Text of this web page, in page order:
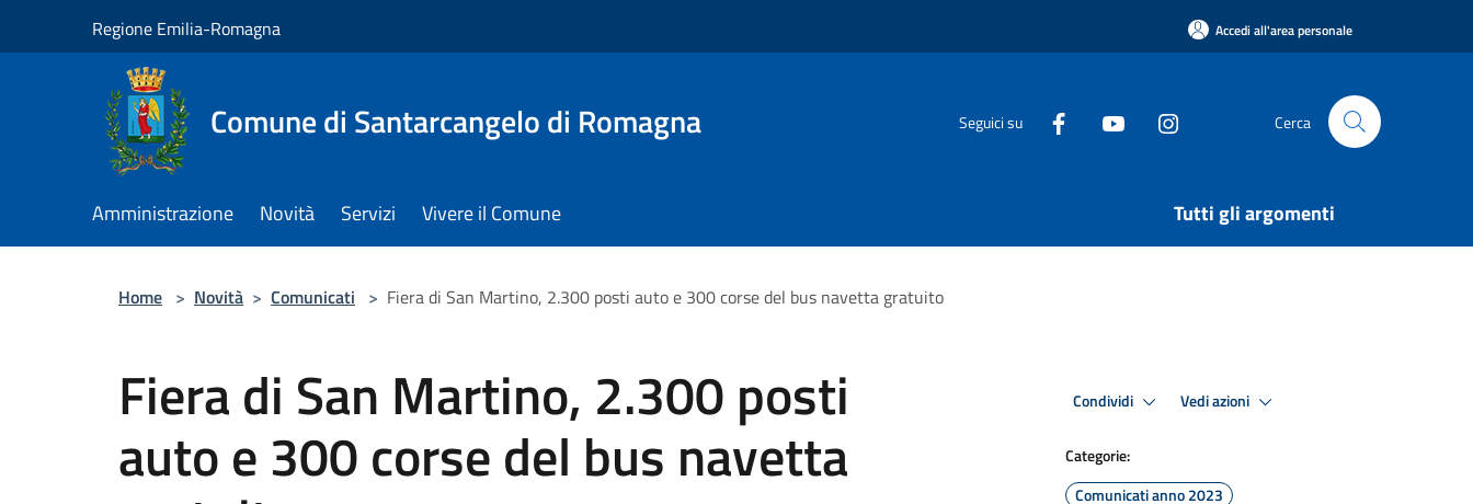
Regione Emilia-Romagna Accedi all'area personale
Comune di Santarcangelo di Romagna Seguici su Cerca
Amministrazione Novità Servizi Vivere il Comune Tutti gli argomenti
Home > Novità > Comunicati > Fiera di San Martino, 2.300 posti auto e 300 corse del bus navetta gratuito
Fiera di San Martino, 2.300 posti
auto e 300 corse del bus navetta
Condividi Vedi azioni
Categorie:
Comunicati anno 2023